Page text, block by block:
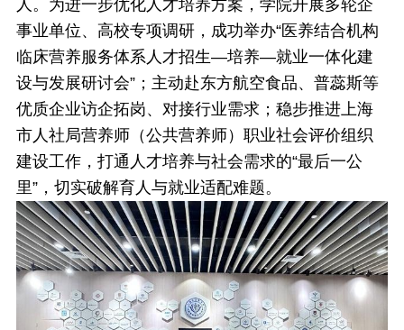
人。为进一步优化人才培养方案，学院开展多轮企
事业单位、高校专项调研，成功举办“医养结合机构
临床营养服务体系人才招生—培养—就业一体化建
设与发展研讨会”；主动赴东方航空食品、普蕊斯等
优质企业访企拓岗、对接行业需求；稳步推进上海
市人社局营养师（公共营养师）职业社会评价组织
建设工作，打通人才培养与社会需求的“最后一公
里”，切实破解育人与就业适配难题。